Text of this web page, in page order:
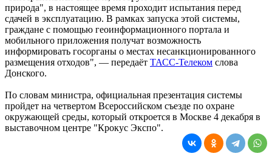
природа", в настоящее время проходит испытания перед
сдачей в эксплуатацию. В рамках запуска этой системы,
граждане с помощью геоинформационного портала и
мобильного приложения получат возможность
информировать госорганы о местах несанкционированного
размещения отходов", — передаёт ТАСС-Телеком слова
Донского.
По словам министра, официальная презентация системы
пройдет на четвертом Всероссийском съезде по охране
окружающей среды, который откроется в Москве 4 декабря в
выставочном центре "Крокус Экспо".